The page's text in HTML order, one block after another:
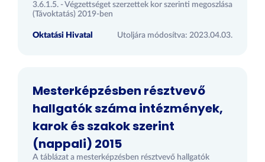
3.6.1.5. - Végzettséget szerzettek kor szerinti megoszlása
(Távoktatás) 2019-ben
Oktatási Hivatal Utoljára módosítva: 2023.04.03.
Mesterképzésben résztvevő
hallgatók száma intézmények,
karok és szakok szerint
(nappali) 2015
A táblázat a mesterképzésben résztvevő hallgatók